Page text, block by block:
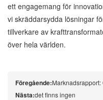
ett engagemang för
vi skräddarsydda lösningar
tillverkare av
över hela världen.
Föregående:Marknadsrapport: Global &
Nästa:det finns ingen